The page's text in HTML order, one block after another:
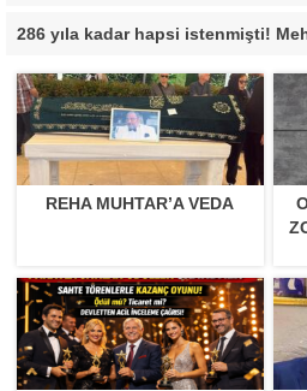
REHA MUHTAR’A VEDA